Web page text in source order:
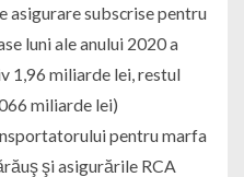
asigurare subscrise pentru
luni ale anului 2020 a
1,96 miliarde lei, restul
miliarde lei)
pentru marfa
şi asigurările RCA